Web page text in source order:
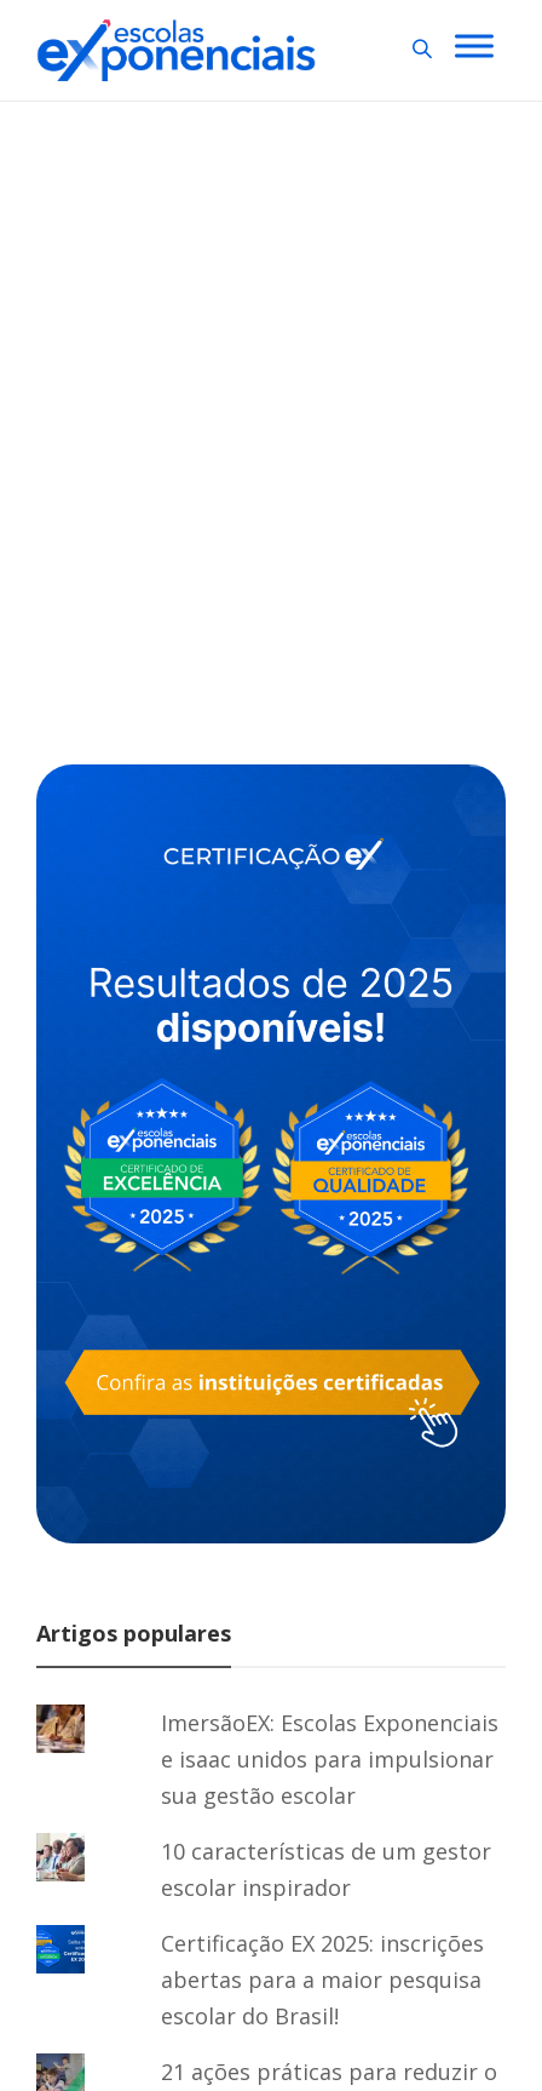
Artigos populares
ImersãoEX: Escolas Exponenciais
e isaac unidos para impulsionar
sua gestão escolar
10 características de um gestor
escolar inspirador
Certificação EX 2025: inscrições
abertas para a maior pesquisa
escolar do Brasil!
21 ações práticas para reduzir o